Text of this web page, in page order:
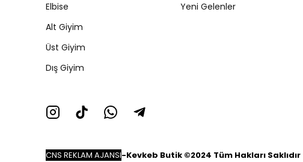
Elbise
Alt Giyim
Üst Giyim
Dış Giyim
Yeni Gelenler
CNS REKLAM AJANSI-Kevkeb Butik ©2024 Tüm Hakları Saklıdır